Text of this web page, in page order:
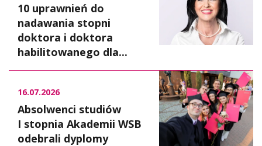
10 uprawnień do
nadawania stopni
doktora i doktora
habilitowanego dla...
16.07.2026
Absolwenci studiów
I stopnia Akademii WSB
odebrali dyplomy